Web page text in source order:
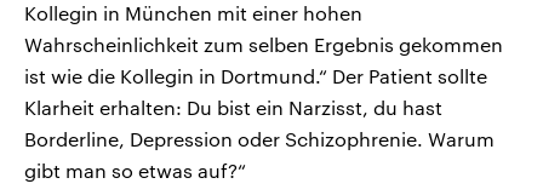
Kollegin in München mit einer hohen
Wahrscheinlichkeit zum selben Ergebnis gekommen
ist wie die Kollegin in Dortmund.“ Der Patient sollte
Klarheit erhalten: Du bist ein Narzisst, du hast
Borderline, Depression oder Schizophrenie. Warum
gibt man so etwas auf?“